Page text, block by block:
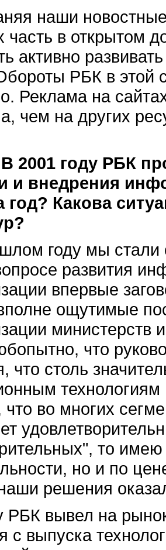
наши
часть в открытом
активно
РБК в этой
Реклама на
чем на других
2001 году РБК
и внедрения
год? Какова
году мы стали
развития
впервые
ощутимые
министерств
что
что столь
во многих
то
но и по
решения
РБК вывел на
с выпуска